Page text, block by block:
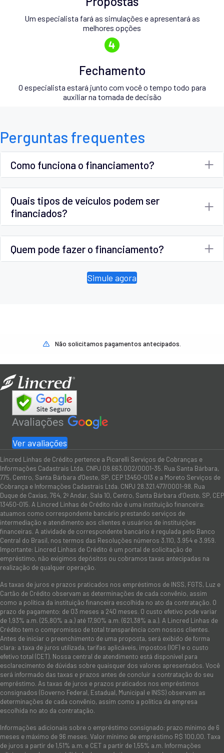
Um especialista fará as simulações e apresentará as
melhores opções
Fechamento
O especialista estará junto com você o tempo todo para
auxiliar na tomada de decisão
Perguntas frequentes
Como funciona o financiamento?
Quais tipos de veículos podem ser
financiados?
Quem pode fazer o financiamento?
Simule agora
Não solicitamos pagamentos antecipados.
Ver avaliações
Lincred Linhas de Crédito pertence a Picarelli Serviços de Cobranças e
Informações Cadastrais Ltda. CNPJ 09.663.002/0001-35. Rua Santa Bárbara,
775, Centro, Santa Bárbara d'Oeste, SP, CEP 13450-013 e a Moreto Serviços de
Cobrança e Informações Cadastrais Ltda. CNPJ 28.321.477/0001-98. Rua
Duque de Caxias, 764, 2º Andar, Sala 10, Centro, Santa Bárbara d’Oeste, SP, CEP
13450-015. A Lincred Linhas de Crédito não é uma instituição financeira:
atuamos como correspondente bancário prestando serviços de
intermediação e atendimento aos clientes e usuários de instituições
financeiras. A atividade de correspondente bancário é regulada pelo Banco
Central do Brasil, nos termos das Resoluções números 3.110, 3.954 e 3.959.
Importante: Lincred Linhas de Crédito é um portal de solicitação de
empréstimo, não exigimos depósitos ou cobramos taxas antecipadas na
realização de qualquer operação.
As taxas de juros e prazos praticados nos empréstimos de INSS, FGTS, Luz e
Cartão de Crédito observam as determinações de cada convênio, assim
como a política da instituição financeira escolhida no ato da contratação. O
prazo de pagamento: de 03 meses a 240 meses. O custo efetivo pode variar
de 1,93% a.m. (25,80% a.a.) até 17,90% a.m. (621,38% a.a.). A Lincred Linhas de
Crédito tem o compromisso de total transparência com nossos clientes.
Antes de iniciar o preenchimento de uma proposta, será exibido de forma
clara: a taxa de juros utilizada, tarifas aplicáveis, impostos (IOF) e o custo
efetivo total (CET). Nossa central de atendimento está disponível para
esclarecimento de dúvidas sobre quaisquer dos valores apresentados. Você
será informado das taxas e prazos antes de concluir a contratação do seu
empréstimo. As taxas de juros e prazos praticados nos empréstimos
consignados (Governo Federal, Estadual, Municipal e INSS) observam as
determinações de cada convênio, assim como a política da empresa
escolhida no ato da contratação.
Informações adicionais sobre o empréstimo consignado: prazo mínimo de 6
meses e máximo de 96 meses. Valor mínimo de empréstimo R$ 100,00. Taxa
de juros a partir de 1,51% a.m. e CET a partir de 1,55% a.m. Informações